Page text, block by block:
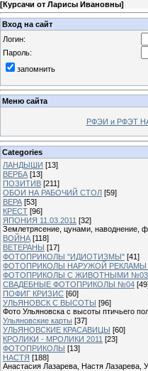
[Курсачи от Ларисы Ивановны]
Вход на сайт
Логин:
Пароль:
запомнить
Меню сайта
РФЭИ и РФЭТ
Categories
ЛАНДЫШИ [13]
ВЕРБА [13]
ПОЗИТИВ [211]
ОБОИ НА РАБОЧИЙ СТОЛ [59]
ВЕРА [53]
КРЕСТ [96]
ЯПОНИЯ 11.03.2011 [32]
Землетрясение, цунами, наводнение,
ВОЙНА [118]
ВЕТЕРАНЫ [17]
ФОТОПРИКОЛЫ "ИДИОТИЗМЫ" [41]
ФОТОПРИКОЛЫ НАРУЖОЙ РЕКЛАМЫ
ФОТОПРИКОЛЫ С ЖИВОТНЫМИ №03
СВАДЕБНЫЕ ФОТОПРИКОЛЫ №04
ПОФИГ КРИЗИС [60]
УЛЬЯНОВСК С ВЫСОТЫ [96]
Фото Ульяновска с высоты птичьего
Ульяновские карты [37]
УЛЬЯНОВСКИЕ КРАСАВИЦЫ [60]
КРОЛИКИ - МРОЛИКИ 2011 [23]
ФОТОПРИКОЛЫ [13]
НАСТЯ [188]
Анастасия Лазарева, Настя Лазарева,